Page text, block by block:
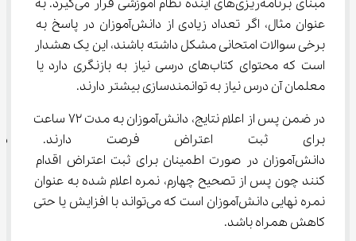
مبنای برنامه‌ریزی‌های آینده نظام آموزشی قرار می‌گیرد. به
عنوان مثال، اگر تعداد زیادی از دانش‌آموزان در پاسخ به
برخی سوالات امتحانی مشکل داشته باشند، این یک هشدار
است که محتوای کتاب‌های درسی نیاز به بازنگری دارد یا
معلمان آن درس نیاز به توانمندسازی بیشتر دارند.
در ضمن پس از اعلام نتایج، دانش‌آموزان به مدت 72 ساعت
برای ثبت اعتراض فرصت
دانش‌آموزان در صورت اطمینان برای ثبت اعتراض اقدام
کنند چون پس از تصحیح چهارم، نمره اعلام شده به عنوان
نمره نهایی دانش‌آموزان است که می‌تواند با افزایش یا حتی
کاهش همراه باشد.